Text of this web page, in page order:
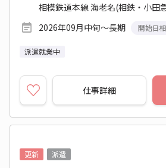
相模鉄道本線 海老名(相鉄・小田
2026年09月中旬～長期
開始日
派遣就業中
仕事詳細
更新
派遣